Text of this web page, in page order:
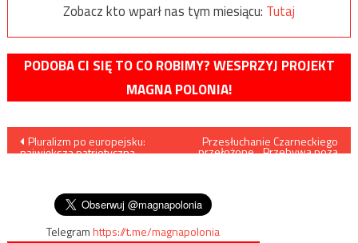
Zobacz kto wparł nas tym miesiącu: Tutaj
PODOBA CI SIĘ TO CO ROBIMY? WESPRZYJ PROJEKT
MAGNA POLONIA!
Nawigacja
Pluralizm po europejsku:
największa patriotyczna
Przesłuchanie Czarneckiego
przełożone. „Przebywa poza
Telegramhttps://t.me/magnapolonia